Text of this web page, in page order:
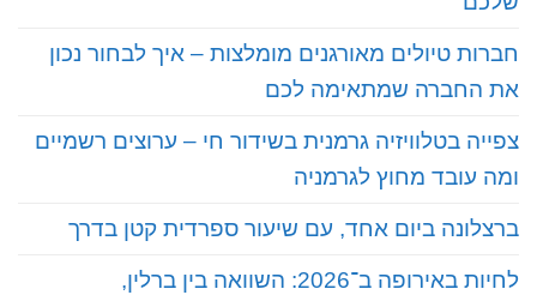
‏חברות טיולים מאורגנים מומלצות – איך לבחור נכון
את החברה שמתאימה לכם
‏צפייה בטלוויזיה גרמנית בשידור חי – ערוצים רשמיים
ומה עובד מחוץ לגרמניה
‏ברצלונה ביום אחד, עם שיעור ספרדית קטן בדרך
‏לחיות באירופה ב־2026: השוואה בין ברלין,